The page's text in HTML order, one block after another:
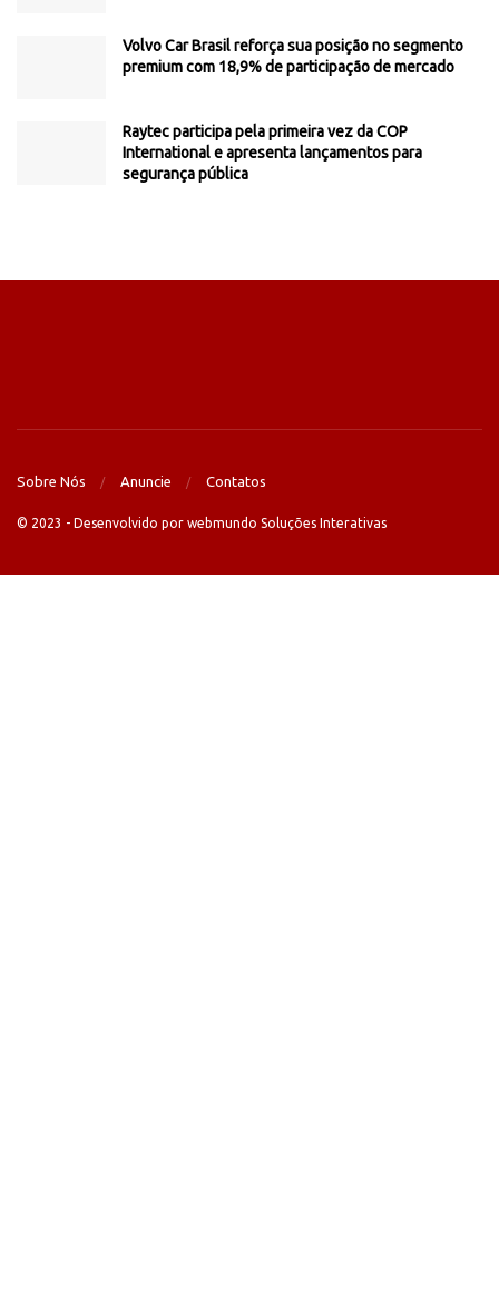
Volvo Car Brasil reforça sua posição no segmento
premium com 18,9% de participação de mercado
Raytec participa pela primeira vez da COP
International e apresenta lançamentos para
segurança pública
Sobre Nós Anuncie Contatos
© 2023 - Desenvolvido por webmundo Soluções Interativas